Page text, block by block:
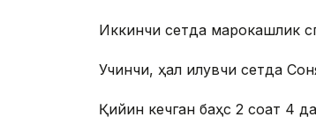
Иккинчи сетда марокашлик
Учинчи, ҳал қилувчи сетда
Қийин кечган баҳс 2 соат 4